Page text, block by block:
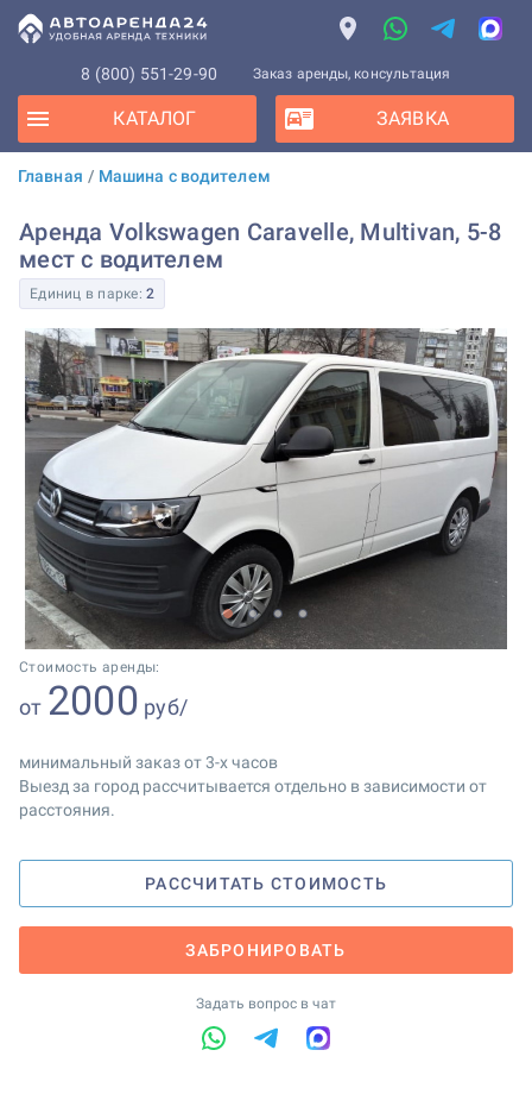
8 (800) 551-29-90 Заказ аренды, консультация
КАТАЛОГ ЗАЯВКА
Главная / Машина с водителем
Аренда Volkswagen Caravelle, Multivan, 5-8
мест с водителем
Единиц в парке: 2
1 2 3 4
Стоимость аренды:
от 2000 руб/
минимальный заказ от 3-х часов
Выезд за город рассчитывается отдельно в зависимости от
расстояния.
РАССЧИТАТЬ СТОИМОСТЬ
ЗАБРОНИРОВАТЬ
Задать вопрос в чат